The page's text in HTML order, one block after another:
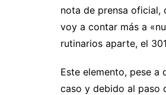
nota de prensa oficial,
voy a contar más a
rutinarios aparte, el
Este elemento, pese a
caso y debido al paso